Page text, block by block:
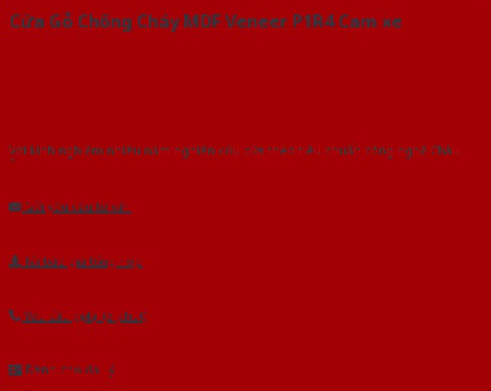
Cửa Gỗ Chống Cháy MDF Veneer P1R4 Cam xe
Với kinh nghiệm nhiêu năm nghiên cứu cửa theo tiêu chuẩn công nghệ Châu
Âu.Chúng tôi tự tin là nhà sản xuất & cung cấp hàng đầu tại Việt Nam!
Gửi yêu cầu tư vấn
Tải báo giá tổng hợp
Yêu cầu gọi lại (3 phút)
Dành cho đại lý